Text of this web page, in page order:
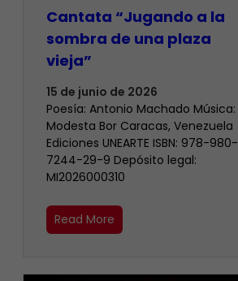
Cantata “Jugando a la
sombra de una plaza
vieja”
15 de junio de 2026
Poesía: Antonio Machado Música:
Modesta Bor Caracas, Venezuela
Ediciones UNEARTE ISBN: 978-980-
7244-29-9 Depósito legal:
MI2026000310
Read More